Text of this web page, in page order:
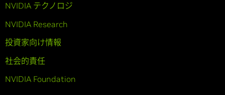
NVIDIA テクノロジ
NVIDIA Research
投資家向け情報
社会的責任
NVIDIA Foundation